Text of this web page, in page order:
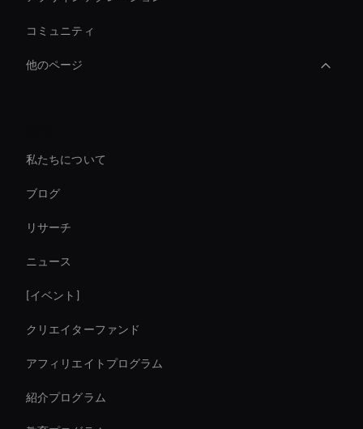
コミュニティ
他のページ
Meeting Avatar
Ai Avatar For Business
Entertainment Ai Avatar
Real-Time Face Swap Ai
Interactive Ai Avatar
AI コーポレートビデオエディター
私たちについて
ブログ
リサーチ
ニュース
[イベント]
クリエイターファンド
アフィリエイトプログラム
紹介プログラム